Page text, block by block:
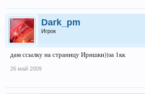
Dark_pm
Игрок
дам ссылку на страницу Иришки))за 1кк
26 май 2009